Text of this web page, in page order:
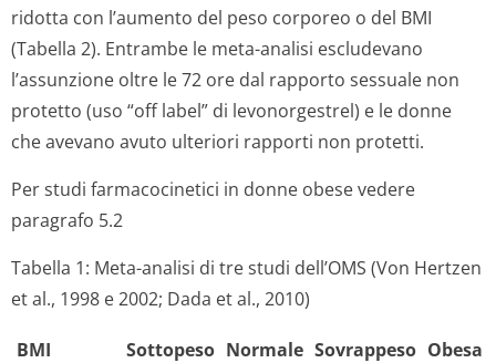
ridotta con l’aumento del peso corporeo o del BMI
(Tabella 2). Entrambe le meta-analisi escludevano
l’assunzione oltre le 72 ore dal rapporto sessuale non
protetto (uso “off label” di levonorgestrel) e le donne
che avevano avuto ulteriori rapporti non protetti.
Per studi farmacocinetici in donne obese vedere
paragrafo 5.2
Tabella 1: Meta-analisi di tre studi dell’OMS (Von Hertzen
et al., 1998 e 2002; Dada et al., 2010)
BMI
Sottopeso Normale Sovrappeso Obesa